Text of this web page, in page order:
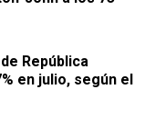
República
en julio, según el